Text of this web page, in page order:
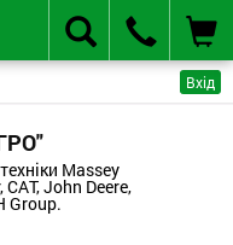
Вхід
Massey
John Deere,
Group.